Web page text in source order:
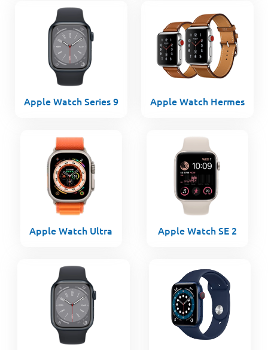
Apple Watch Series 9 Apple Watch Hermes
Apple Watch Ultra Apple Watch SE 2